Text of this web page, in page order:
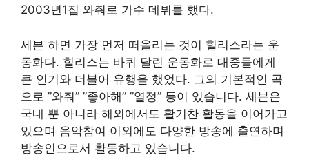
2003년1집 와줘로 가수 데뷔를 했다.
세븐 하면 가장 먼저 떠올리는 것이 힐리스라는 운
동화다. 힐리스는 바퀴 달린 운동화로 대중들에게
큰 인기와 더불어 유행을 했었다. 그의 기본적인 곡
으로 ”와줘” ”좋아해” ”열정” 등이 있습니다. 세븐은
국내 뿐 아니라 해외에서도 활기찬 활동을 이어가고
있으며 음악참여 이외에도 다양한 방송에 출연하며
방송인으로서 활동하고 있습니다.